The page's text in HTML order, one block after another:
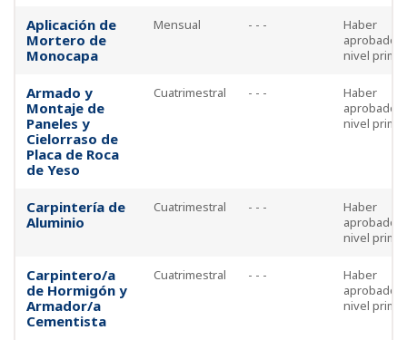
Aplicación de
Mortero de
Monocapa
Mensual - - -
Haber
aprobado
nivel
Armado y
Montaje de
Paneles y
Cielorraso de
Placa de Roca
de Yeso
Cuatrimestral - - -
Haber
aprobado
nivel
Carpintería de
Aluminio
Cuatrimestral - - -
Haber
aprobado
nivel
Carpintero/a
de Hormigón y
Armador/a
Cementista
Cuatrimestral - - -
Haber
aprobado
nivel